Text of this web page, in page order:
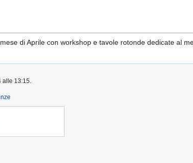
di Aprile con workshop e tavole rotonde dedicate al
alle 13:15.